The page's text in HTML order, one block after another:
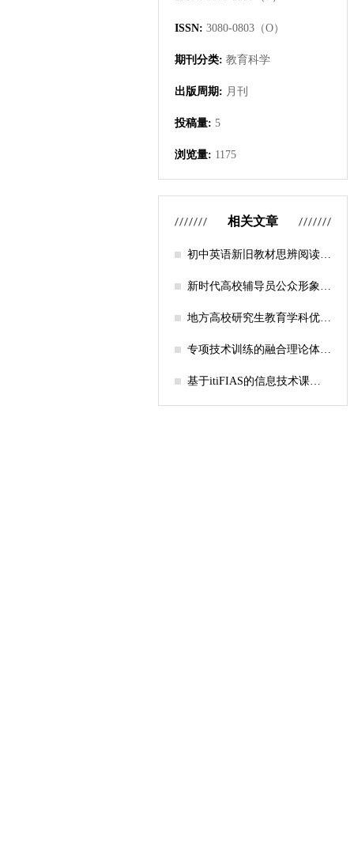
ISSN: 3080-0803（O）
期刊分类: 教育科学
出版周期: 月刊
投稿量: 5
浏览量: 1175
相关文章
初中英语新旧教材思辨阅读任
新时代高校辅导员公众形象塑
地方高校研究生教育学科优化
径探析
专项技术训练的融合理论体系
基于itiFIAS的信息技术课堂